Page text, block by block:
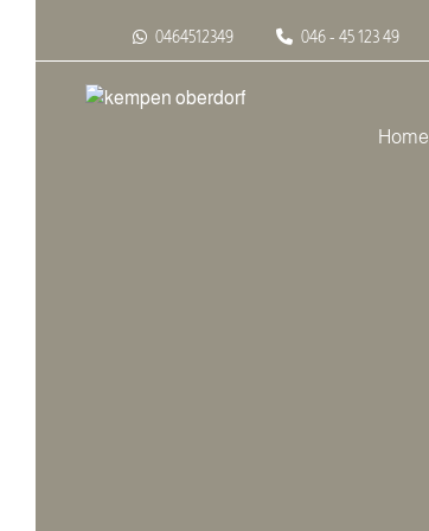
0464512349 046 - 45 123 49
Home